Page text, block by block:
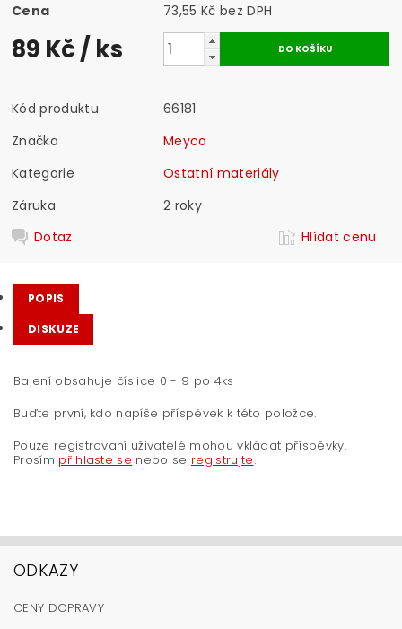
Cena
73,55 Kč bez DPH
89 Kč/ ks
Kód produktu
66181
Značka
Meyco
Kategorie
Ostatní materiály
Záruka
2 roky
Dotaz
Hlídat cenu
POPIS
DISKUZE
Balení obsahuje číslice 0 - 9 po 4ks
Buďte první, kdo napíše příspěvek k této položce.
Pouze registrovaní uživatelé mohou vkládat příspěvky.
Prosím přihlaste se nebo se registrujte.
ODKAZY
CENY DOPRAVY